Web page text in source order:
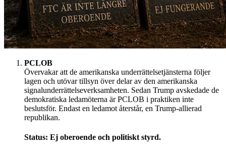
PCLOB
Övervakar att de amerikanska underrättelsetjänsterna följer
lagen och utövar tillsyn över delar av den amerikanska
signalunderrättelseverksamheten. Sedan Trump avskedade de
demokratiska ledamöterna är PCLOB i praktiken inte
beslutsför. Endast en ledamot återstår, en Trump-allierad
republikan.
Status: Ej oberoende och politiskt styrd.